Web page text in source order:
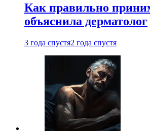
Как правильно
объяснила дерматолог
3 года спустя2 года спустя